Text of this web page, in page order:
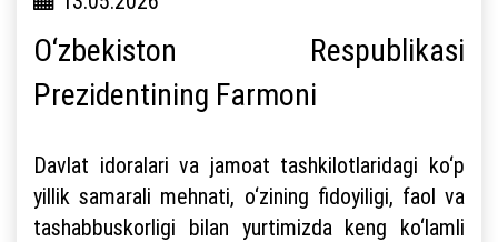
O‘zbekiston Respublikasi
Prezidentining Farmoni
Davlat idoralari va jamoat tashkilotlaridagi ko‘p
yillik samarali mehnati, o‘zining fidoyiligi, faol va
tashabbuskorligi bilan yurtimizda keng ko‘lamli